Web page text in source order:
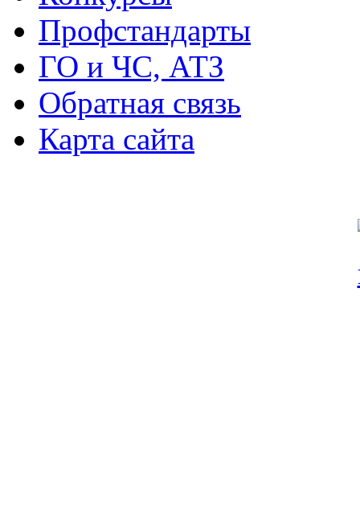
Профстандарты
ГО и ЧС, АТЗ
Обратная связь
Карта сайта